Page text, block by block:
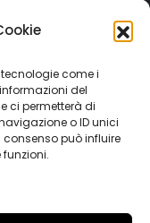
tecnologie come i
del
ci permetterà di
o ID unici
consenso può influire